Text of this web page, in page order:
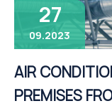
27
09.2023
AIR
PREMISES